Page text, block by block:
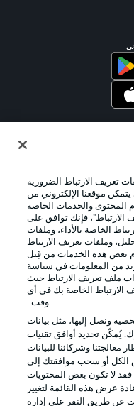
القانونية
تعريف الارتباط الضرورية
موقعنا الإلكتروني من
المحتوى والخدمات الخاصة
الارتباط"، فإنك توافق على
الخاصة بالأداء، وملفات
وملفات تعريف الارتباط
بعض هذه الخدمات من قِبل
من المعلومات في سياسة
ملف تعريف الارتباط حيث
الارتباط الخاصة بك في أي
وقت..
ونصل إليها، مثل بيانات
يُمكّن تحديد أوافق تقنيات
وشركائنا للبيانات
الكل أو سحب موافقتك إلى
فقد لا تكون بعض المحتويات
عرض هذه القائمة لتغيير
عن طريق النقر على إدارة